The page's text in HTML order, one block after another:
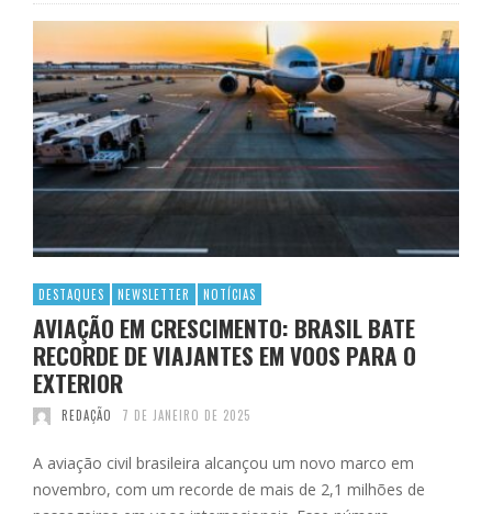
DESTAQUES NEWSLETTER NOTÍCIAS
AVIAÇÃO EM CRESCIMENTO: BRASIL BATE
RECORDE DE VIAJANTES EM VOOS PARA O
EXTERIOR
REDAÇÃO 7 DE JANEIRO DE 2025
A aviação civil brasileira alcançou um novo marco em
novembro, com um recorde de mais de 2,1 milhões de